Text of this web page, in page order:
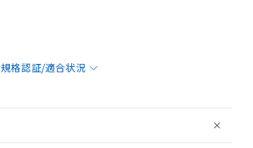
規格認証/適合状況